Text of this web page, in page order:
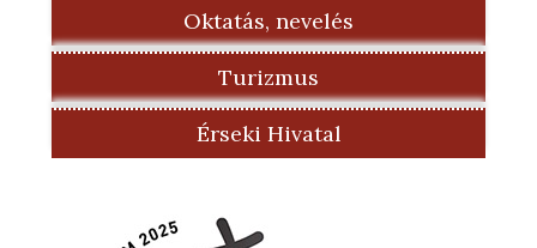
Oktatás, nevelés
Turizmus
Érseki Hivatal